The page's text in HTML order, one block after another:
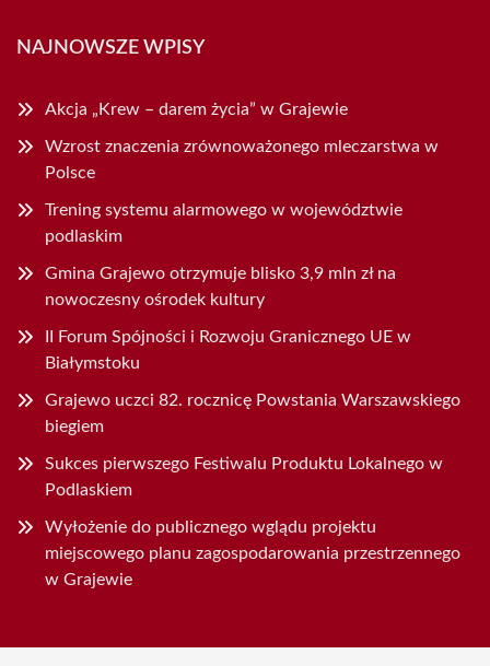
NAJNOWSZE WPISY
Akcja „Krew – darem życia” w Grajewie
Wzrost znaczenia zrównoważonego mleczarstwa w
Polsce
Trening systemu alarmowego w województwie
podlaskim
Gmina Grajewo otrzymuje blisko 3,9 mln zł na
nowoczesny ośrodek kultury
II Forum Spójności i Rozwoju Granicznego UE w
Białymstoku
Grajewo uczci 82. rocznicę Powstania Warszawskiego
biegiem
Sukces pierwszego Festiwalu Produktu Lokalnego w
Podlaskiem
Wyłożenie do publicznego wglądu projektu
miejscowego planu zagospodarowania przestrzennego
w Grajewie